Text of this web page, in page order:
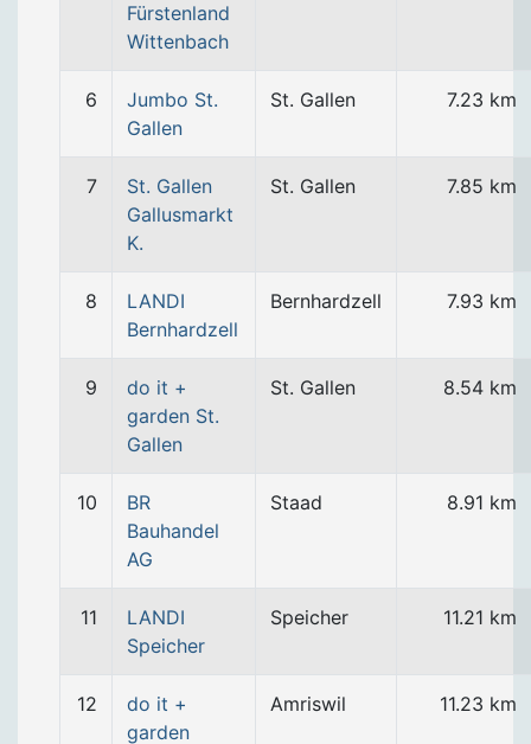
Fürstenland
Wittenbach
6
Jumbo St.
Gallen
St. Gallen 7.23 km
7
St. Gallen
Gallusmarkt
K.
St. Gallen 7.85 km
8
LANDI
Bernhardzell
Bernhardzell 7.93 km
9
do it +
garden St.
Gallen
St. Gallen 8.54 km
10
BR
Bauhandel
AG
Staad 8.91 km
11
LANDI
Speicher
Speicher 11.21 km
12
do it +
garden
Amriswil 11.23 km